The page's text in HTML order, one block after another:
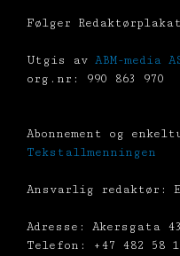
Følger
Utgis av ABM-media
org.nr: 990 863 970
Abonnement og
Tekstallmenningen
Ansvarlig redaktør:
Adresse: Akersgata
Telefon: +47 482 58